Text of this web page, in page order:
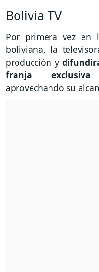
Bolivia TV
Por primera vez en
boliviana, la
producción y
franja
aprovechando su